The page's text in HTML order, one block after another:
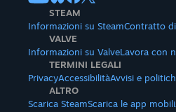
STEAM
Informazioni su SteamContratto di
VALVE
Informazioni su ValveLavora con
TERMINI LEGALI
PrivacyAccessibilitàAvvisi e
ALTRO
Scarica SteamScarica le app mobili